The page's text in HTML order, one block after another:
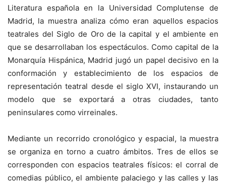
Literatura española en la Universidad Complutense de
Madrid, la muestra analiza cómo eran aquellos espacios
teatrales del Siglo de Oro de la capital y el ambiente en
que se desarrollaban los espectáculos. Como capital de la
Monarquía Hispánica, Madrid jugó un papel decisivo en la
conformación y establecimiento de los espacios de
representación teatral desde el siglo XVI, instaurando un
modelo que se exportará a otras ciudades, tanto
peninsulares como virreinales.
Mediante un recorrido cronológico y espacial, la muestra
se organiza en torno a cuatro ámbitos. Tres de ellos se
corresponden con espacios teatrales físicos: el corral de
comedias público, el ambiente palaciego y las calles y las